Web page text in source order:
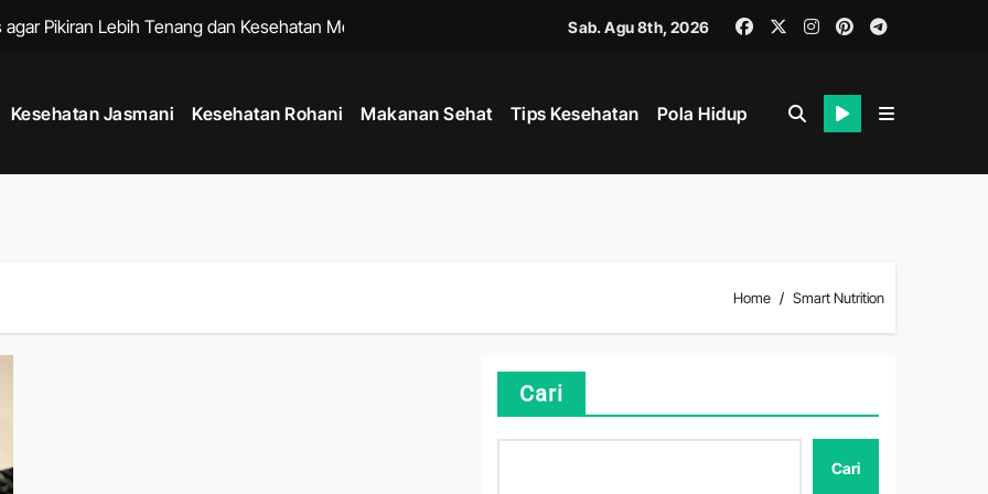
Pikiran Lebih Tenang dan Kesehatan Mental Terawat
Menjaga Produktivitas di Tengah Aktivitas Padat
Menjaga Kesehatan Tubuh Setiap Hari
dengan Kebiasaan Sederhana yang Bisa Dilakukan Setiap Hari
Menjaga Energi Stabil dari Pagi hingga Malam
Kelenturan Tubuh dan Aktivitas Harian Lebih Nyaman
Sab. Agu 8th, 2026
Kesehatan Jasmani Kesehatan Rohani Makanan Sehat Tips Kesehatan Pola Hidup
Home Smart Nutrition
Cari
Cari